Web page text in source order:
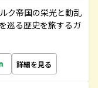
ク帝国の栄光と動乱
巡る歴史を旅するガ
詳細を見る